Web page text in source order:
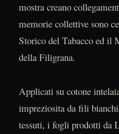
mostra creano
memorie collettive sono
Storico del Tabacco ed il
della Filigrana.
Applicati su cotone
impreziosita da fili
tessuti, i fogli prodotti da